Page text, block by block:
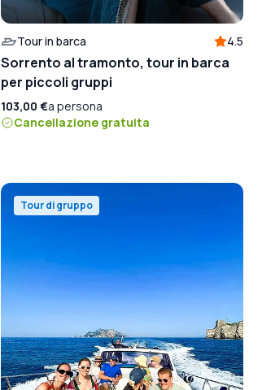
Tour in barca 4.5
Sorrento al tramonto, tour in barca
per piccoli gruppi
103,00 €a persona
Cancellazione gratuita
Tour di gruppo